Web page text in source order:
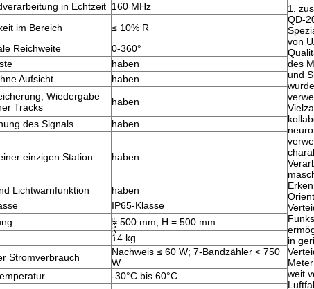
1.
QD-
von
des
und
in
weit
in Echtzeit 160 MHz
im Bereich
≤ 10% R
Reichweite
0-360°
haben
Aufsicht
haben
Wiedergabe
Tracks
haben
des Signals
haben
einzigen Station haben
Lichtwarnfunktion haben
IP65-Klasse
= 500 mm, H = 500 mm
14 kg
Stromverbrauch
Nachweis ≤ 60 W; 7-Bandzähler < 750
W
-30°C bis 60°C